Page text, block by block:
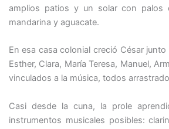
amplios patios y un solar con palos
mandarina y aguacate.
En esa casa colonial creció César
Esther, Clara, María Teresa, Manuel,
vinculados a la música, todos
Casi desde la cuna, la prole
instrumentos musicales posibles: